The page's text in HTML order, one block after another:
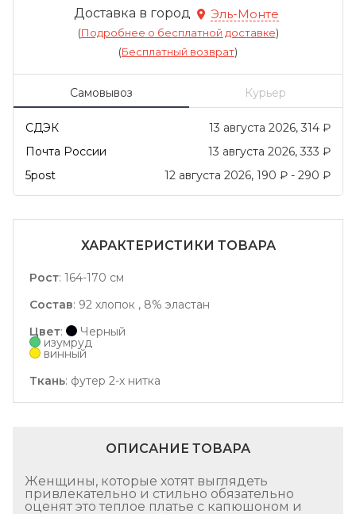
Доставка в город Эль-Монте
(Подробнее о бесплатной доставке)
(Бесплатный возврат)
Самовывоз Курьер
СДЭК 13 августа 2026 314 ₽
Почта России
13 августа 2026 333 ₽
5post
12 августа 2026 190 ₽ - 290 ₽
ХАРАКТЕРИСТИКИ ТОВАРА
Рост: 164-170 см
Состав: 92 хлопок , 8% эластан
Цвет: Черный
изумруд
винный
Ткань: футер 2-х нитка
ОПИСАНИЕ ТОВАРА
Женщины, которые хотят выглядеть
привлекательно и стильно обязательно
оценят это теплое платье с капюшоном и